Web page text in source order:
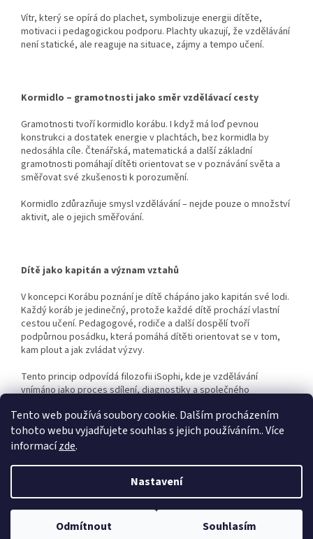
Tento web používá soubory cookie. Dalším procházením
tohoto webu vyjadřujete souhlas s jejich používáním.. Více
informacízde.
Nastavení
Odmítnout Souhlasím
Vítr, který se opírá do plachet, symbolizuje energii dítěte,
motivaci i pedagogickou podporu. Plachty ukazují, že vzdělávání
není statické, ale reaguje na situace, zájmy a tempo učení.
Kormidlo – gramotnosti jako směr vzdělávací cesty
Gramotnosti tvoří kormidlo korábu. I když má loď pevnou
konstrukci a dostatek energie v plachtách, bez kormidla by
nedosáhla cíle. Čtenářská, matematická a další základní
gramotnosti pomáhají dítěti orientovat se v poznávání světa a
směřovat své zkušenosti k porozumění.
Kormidlo zdůrazňuje smysl vzdělávání – nejde pouze o množství
aktivit, ale o jejich směřování.
Dítě jako kapitán a význam vztahů
V koncepci Korábu poznání je dítě chápáno jako kapitán své lodi.
Každý koráb je jedinečný, protože každé dítě prochází vlastní
cestou učení. Pedagogové, rodiče a další dospělí tvoří
podpůrnou posádku, která pomáhá dítěti orientovat se v tom,
kam plout a jak zvládat výzvy.
Tento princip odpovídá filozofii iSophi, kde je vzdělávání
vnímáno jako proces sdílení, diagnostiky a společného
Vytvořil Shoptet
Copyright 2026iSophi e-shop . Všechna práva vyhrazena.